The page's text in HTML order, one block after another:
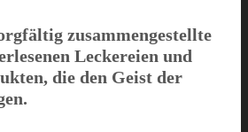
zusammengestellte
Leckereien und
die den Geist der